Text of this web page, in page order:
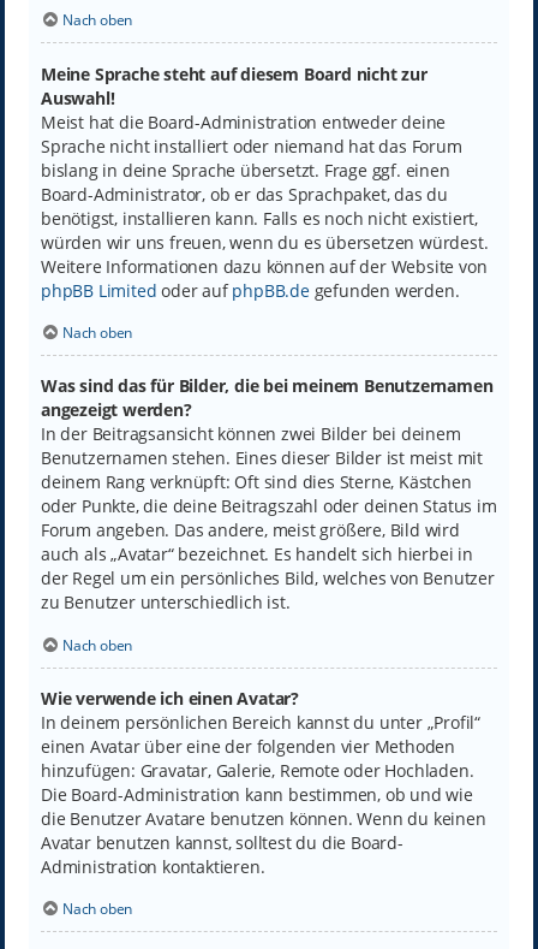
Nach oben
Meine Sprache steht auf diesem Board nicht zur
Auswahl!
Meist hat die Board-Administration entweder deine
Sprache nicht installiert oder niemand hat das Forum
bislang in deine Sprache übersetzt. Frage ggf. einen
Board-Administrator, ob er das Sprachpaket, das du
benötigst, installieren kann. Falls es noch nicht existiert,
würden wir uns freuen, wenn du es übersetzen würdest.
Weitere Informationen dazu können auf der Website von
phpBB Limited oder aufphpBB.degefunden werden.
Nach oben
Was sind das für Bilder, die bei meinem Benutzernamen
angezeigt werden?
In der Beitragsansicht können zwei Bilder bei deinem
Benutzernamen stehen. Eines dieser Bilder ist meist mit
deinem Rang verknüpft: Oft sind dies Sterne, Kästchen
oder Punkte, die deine Beitragszahl oder deinen Status im
Forum angeben. Das andere, meist größere, Bild wird
auch als „Avatar“ bezeichnet. Es handelt sich hierbei in
der Regel um ein persönliches Bild, welches von Benutzer
zu Benutzer unterschiedlich ist.
Nach oben
Wie verwende ich einen Avatar?
In deinem persönlichen Bereich kannst du unter „Profil“
einen Avatar über eine der folgenden vier Methoden
hinzufügen: Gravatar, Galerie, Remote oder Hochladen.
Die Board-Administration kann bestimmen, ob und wie
die Benutzer Avatare benutzen können. Wenn du keinen
Avatar benutzen kannst, solltest du die Board-
Administration kontaktieren.
Nach oben